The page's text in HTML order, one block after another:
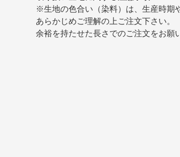
※生地の色合い（染料）は、生産時期
あらかじめご理解の上ご注文下さい。
余裕を持たせた長さでのご注文をお願